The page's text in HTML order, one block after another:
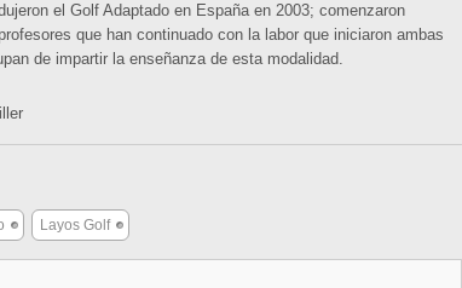
el Golf Adaptado en España en 2003; comenzaron
que han continuado con la labor que iniciaron ambas
de impartir la enseñanza de esta modalidad.
Layos Golf